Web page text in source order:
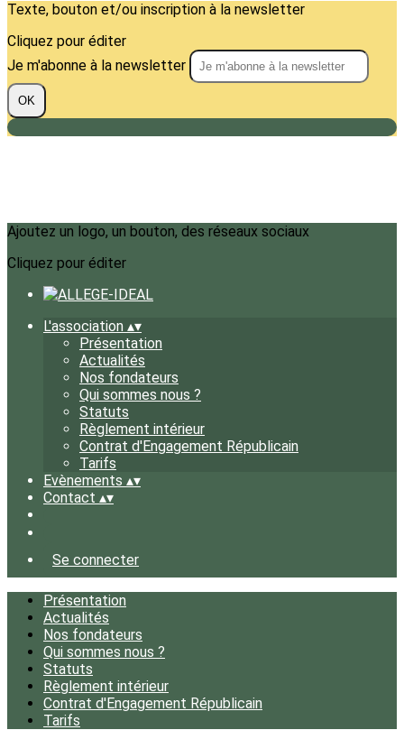
Texte, bouton et/ou inscription à la newsletter
Cliquez pour éditer
Je m'abonne à la newsletter
OK
Ajoutez un logo, un bouton, des réseaux sociaux
Cliquez pour éditer
L'association ▴▾
Présentation
Actualités
Nos fondateurs
Qui sommes nous ?
Statuts
Règlement intérieur
Contrat d'Engagement Républicain
Tarifs
Evènements ▴▾
Contact ▴▾
Se connecter
Présentation
Actualités
Nos fondateurs
Qui sommes nous ?
Statuts
Règlement intérieur
Contrat d'Engagement Républicain
Tarifs